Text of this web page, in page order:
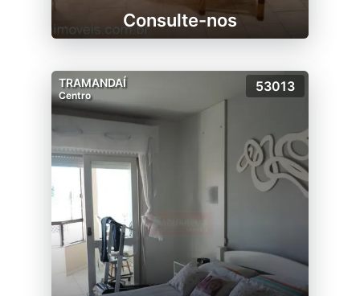
Consulte-nos
TRAMANDAÍ
Centro
53013